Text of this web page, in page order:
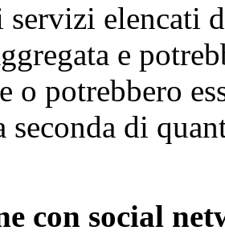
elencati
e
o potrebbero
seconda di
con social